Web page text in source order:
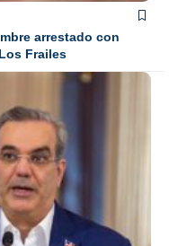
arrestado con
Frailes